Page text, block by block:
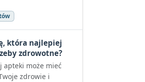
która najlepiej
zdrowotne?
apteki może mieć
zdrowie i